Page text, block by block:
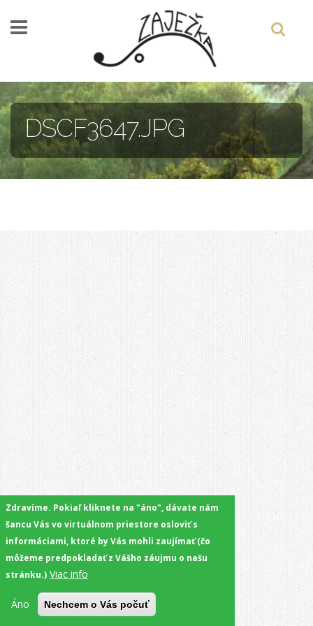
DSCF3647.JPG
Zdravíme. Pokiaľ kliknete na "áno", dávate nám
šancu Vás vo virtuálnom priestore osloviť s
informáciami, ktoré by Vás mohli zaujímať (čo
môžeme predpokladať z Vášho záujmu o našu
stránku.) Viac info
Áno Nechcem o Vás počuť